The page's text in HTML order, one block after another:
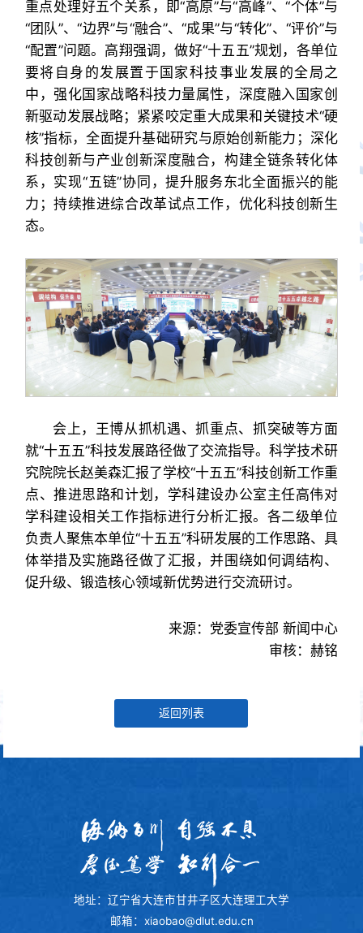
重点处理好五个关系，即“高原”与“高峰”、“个体”与
“团队”、“边界”与“融合”、“成果”与“转化”、“评价”与
“配置”问题。高翔强调，做好“十五五”规划，各单位
要将自身的发展置于国家科技事业发展的全局之
中，强化国家战略科技力量属性，深度融入国家创
新驱动发展战略；紧紧咬定重大成果和关键技术“硬
核”指标，全面提升基础研究与原始创新能力；深化
科技创新与产业创新深度融合，构建全链条转化体
系，实现“五链”协同，提升服务东北全面振兴的能
力；持续推进综合改革试点工作，优化科技创新生
态。
会上，王博从抓机遇、抓重点、抓突破等方面
就“十五五”科技发展路径做了交流指导。科学技术研
究院院长赵美森汇报了学校“十五五”科技创新工作重
点、推进思路和计划，学科建设办公室主任高伟对
学科建设相关工作指标进行分析汇报。各二级单位
负责人聚焦本单位“十五五”科研发展的工作思路、具
体举措及实施路径做了汇报，并围绕如何调结构、
促升级、锻造核心领域新优势进行交流研讨。
来源：党委宣传部 新闻中心
审核：赫铭
返回列表
地址：辽宁省大连市甘井子区大连理工大学
邮箱：xiaobao@dlut.edu.cn